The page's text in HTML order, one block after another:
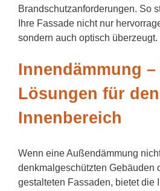
Brandschutzanforderungen. So
Ihre Fassade nicht nur
sondern auch optisch überzeugt.
Innendämmung
Lösungen für den
Innenbereich
Wenn eine Außendämmung
denkmalgeschützten Gebäuden
gestalteten Fassaden, bietet die